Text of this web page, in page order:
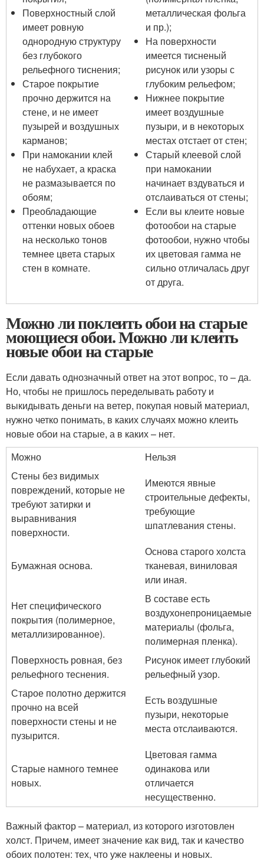
Поверхностный слой
имеет ровную
однородную структуру
без глубокого
рельефного тиснения;
Старое покрытие
прочно держится на
стене, и не имеет
пузырей и воздушных
карманов;
При намокании клей
не набухает, а краска
не размазывается по
обоям;
Преобладающие
оттенки новых обоев
на несколько тонов
темнее цвета старых
стен в комнате.
металлическая фольга
и пр.);
На поверхности
имеется тисненый
рисунок или узоры с
глубоким рельефом;
Нижнее покрытие
имеет воздушные
пузыри, и в некоторых
местах отстает от стен;
Старый клеевой слой
при намокании
начинает вздуваться и
отслаиваться от стены;
Если вы клеите новые
фотообои на старые
фотообои, нужно чтобы
их цветовая гамма не
сильно отличалась друг
от друга.
Можно ли поклеить обои на старые
моющиеся обои. Можно ли клеить
новые обои на старые
Если давать однозначный ответ на этот вопрос, то – да.
Но, чтобы не пришлось переделывать работу и
выкидывать деньги на ветер, покупая новый материал,
нужно четко понимать, в каких случаях можно клеить
новые обои на старые, а в каких – нет.
Можно
Нельзя
Стены без видимых
повреждений, которые не
требуют затирки и
выравнивания
поверхности.
Имеются явные
строительные дефекты,
требующие
шпатлевания стены.
Бумажная основа.
Основа старого холста
тканевая, виниловая
или иная.
Нет специфического
покрытия (полимерное,
металлизированное).
В составе есть
воздухонепроницаемые
материалы (фольга,
полимерная пленка).
Поверхность ровная, без
рельефного теснения.
Рисунок имеет глубокий
рельефный узор.
Старое полотно держится
прочно на всей
поверхности стены и не
пузырится.
Есть воздушные
пузыри, некоторые
места отслаиваются.
Старые намного темнее
новых.
Цветовая гамма
одинакова или
отличается
несущественно.
Важный фактор – материал, из которого изготовлен
холст. Причем, имеет значение как вид, так и качество
обоих полотен: тех, что уже наклеены и новых.